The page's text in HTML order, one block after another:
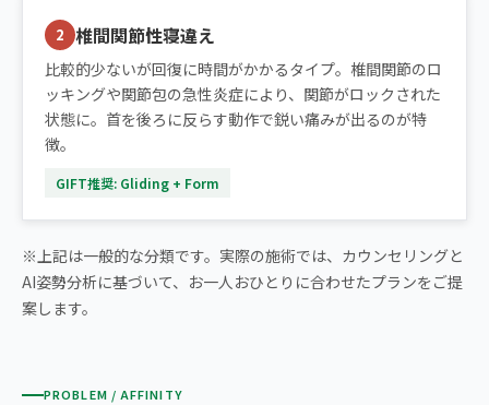
2 椎間関節性寝違え
比較的少ないが回復に時間がかかるタイプ。椎間関節のロ
ッキングや関節包の急性炎症により、関節がロックされた
状態に。首を後ろに反らす動作で鋭い痛みが出るのが特
徴。
GIFT推奨: Gliding + Form
※上記は一般的な分類です。実際の施術では、カウンセリングと
AI姿勢分析に基づいて、お一人おひとりに合わせたプランをご提
案します。
PROBLEM / AFFINITY